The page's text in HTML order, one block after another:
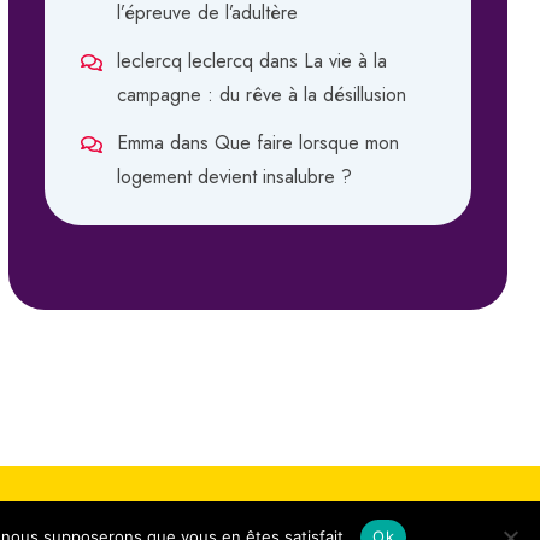
l’épreuve de l’adultère
leclercq leclercq dans La vie à la
campagne : du rêve à la désillusion
Emma dans Que faire lorsque mon
logement devient insalubre ?